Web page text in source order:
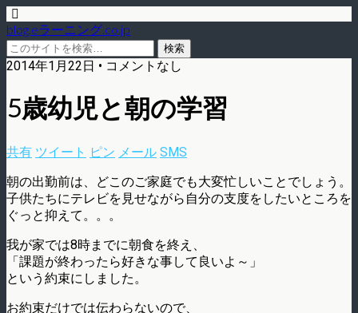
blog.eラーニング.co.jp
2014年1月22日 • コメントなし
5歳幼児と朝の学習
共有 ツイート ピン メール SMS
朝の出勤前は、どこのご家庭でも大変忙しいことでしょう。
子供たちにテレビを見せながら自分の支度をしたいところを
ぐっと抑えて。。。
我が家では8時までに朝食を終え、
「課題が終わったら好きな事して良いよ～」
という約束にしました。
お約束だけでは伝わらないので、